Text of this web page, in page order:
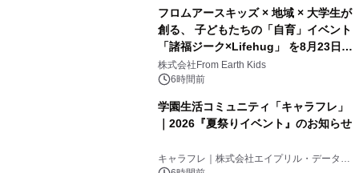
フロムアースキッズ × 地域 × 大学生が
創る、 子どもたちの「自育」イベント
「諸福ジーク×Lifehug」 を8月23日
(日)開催
株式会社From Earth Kids
6時間前
学園生活コミュニティ「キャラフレ」
｜2026『夏祭りイベント』のお知らせ
キャラフレ｜株式会社エイプリル・データ・